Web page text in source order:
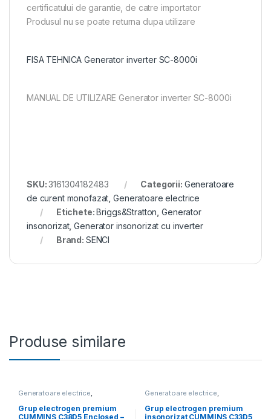
certificatului de garantie, de catre importator
Produsul nu se poate returna dupa utilizare
FISA TEHNICA Generator inverter SC-8000i
MANUAL DE UTILIZARE Generator inverter SC-8000i
SKU:3161304182483 Categorii: Generatoare
de curent monofazat ,Generatoare electrice
Etichete:Briggs&Stratton ,Generator
insonorizat,Generator insonorizat cu inverter
Brand: SENCI
Produse similare
Generatoare electrice,
Grup electrogen premium
CUMMINS C38D5 Enclosed –
Generatoare electrice,
Grup electrogen premium
insonorizat CUMMINS C33D5